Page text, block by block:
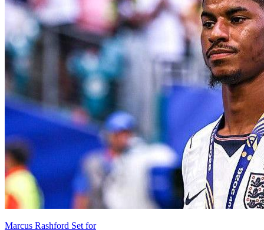
Marcus Rashford Set for